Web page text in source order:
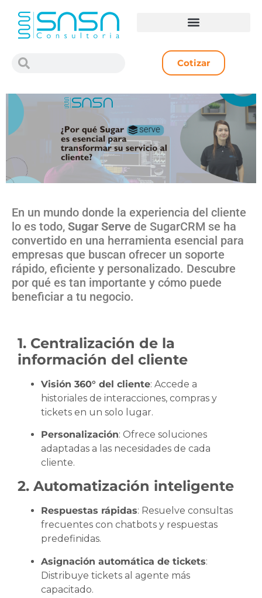
Cotizar
En un mundo donde la experiencia del cliente
lo es todo, Sugar Serve de SugarCRM se ha
convertido en una herramienta esencial para
empresas que buscan ofrecer un soporte
rápido, eficiente y personalizado. Descubre
por qué es tan importante y cómo puede
beneficiar a tu negocio.
1. Centralización de la
información del cliente
Visión 360° del cliente: Accede a
historiales de interacciones, compras y
tickets en un solo lugar.
Personalización: Ofrece soluciones
adaptadas a las necesidades de cada
cliente.
2. Automatización inteligente
Respuestas rápidas: Resuelve consultas
frecuentes con chatbots y respuestas
predefinidas.
Asignación automática de tickets:
Distribuye tickets al agente más
capacitado.